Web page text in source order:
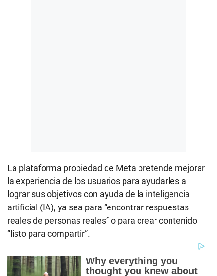
La plataforma propiedad de Meta pretende mejorar
la experiencia de los usuarios para ayudarles a
lograr sus objetivos con ayuda de la inteligencia
artificial (IA), ya sea para “encontrar respuestas
reales de personas reales” o para crear contenido
“listo para compartir”.